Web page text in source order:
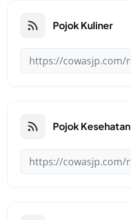
Pojok Kuliner
Pojok Kesehatan